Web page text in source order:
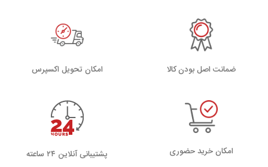
ضمانت اصل بودن کالا اﻣﮑﺎن ﺗﺤﻮﯾﻞ اﮐﺴﭙﺮس
امکان خرید حضوری پشتیبانی آنلاین ۲۴ ساعته